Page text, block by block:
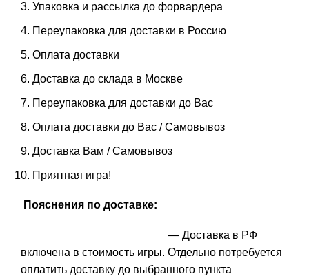
Упаковка и рассылка до форвардера
Переупаковка для доставки в Россию
Оплата доставки
Доставка до склада в Москве
Переупаковка для доставки до Вас
Оплата доставки до Вас / Самовывоз
Доставка Вам / Самовывоз
Приятная игра!
Пояснения по доставке:
— Доставка в РФ
включена в стоимость игры. Отдельно потребуется
оплатить доставку до выбранного пункта